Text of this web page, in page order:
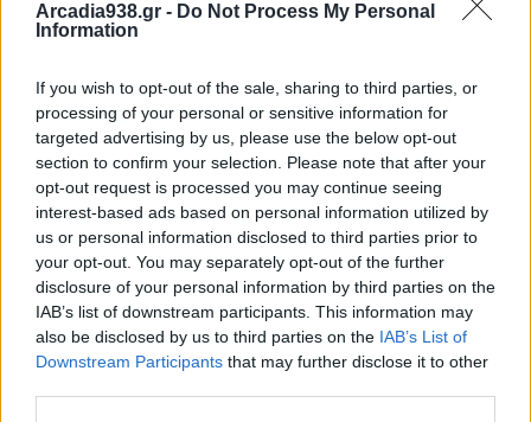
Arcadia938.gr - Do Not Process My Personal
Information
If you wish to opt-out of the sale, sharing to third parties, or
processing of your personal or sensitive information for
targeted advertising by us, please use the below opt-out
section to confirm your selection. Please note that after your
opt-out request is processed you may continue seeing
interest-based ads based on personal information utilized by
us or personal information disclosed to third parties prior to
your opt-out. You may separately opt-out of the further
disclosure of your personal information by third parties on the
IAB’s list of downstream participants. This information may
also be disclosed by us to third parties on the IAB’s List of
Downstream Participants that may further disclose it to other
συλληφθέντων, όπου βρέθηκαν και κατασχέθηκαν
-ποσότητα κάνναβης συνολικού βάρους -390,5-
γραμμαρίων,
-20- βεγγαλικά,
-1- αναδιπλούμενο στιλέτο, με μήκος λάμας -10-
εκατοστών,
-2- ζυγαριές και
-2- κινητά τηλέφωνα, ως μέσα επικοινωνίας για την
τέλεση αξιόποινων πράξεων.